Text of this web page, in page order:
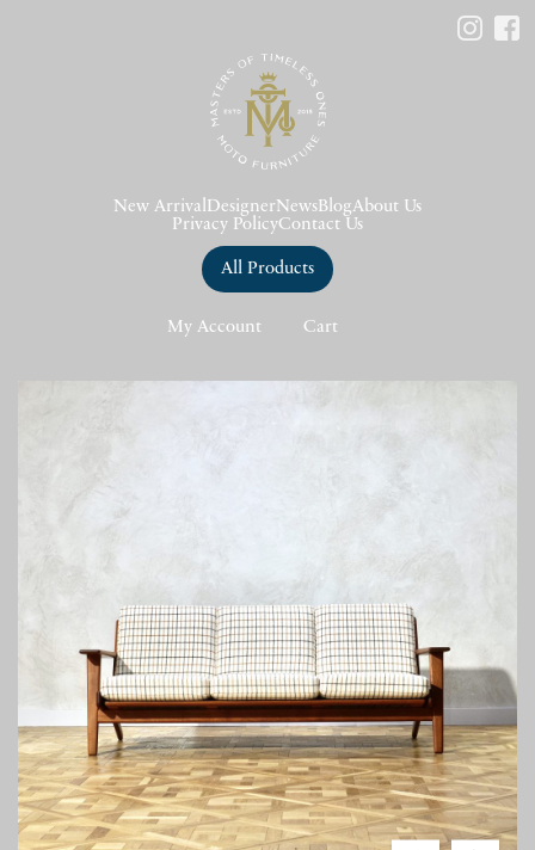
New Arrival DesignerNews BlogAbout Us
Privacy PolicyContact Us
All Products
My Account Cart